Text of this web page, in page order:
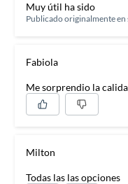
Muy útil ha sido
Publicado originalmente en
Fabiola
Me sorprendio la
Milton
Todas las las opciones